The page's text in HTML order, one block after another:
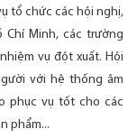
tổ chức các hội nghị,
Chí Minh, các trường
vụ đột xuất. Hội
với hệ thống âm
phục vụ tốt cho các
phẩm...